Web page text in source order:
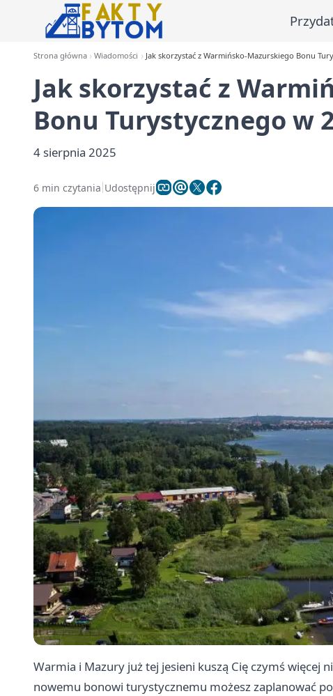
Strona główna Wiadomości Jak skorzystać z Warmińsko-Mazurskiego Bonu
Jak skorzystać z
Bonu Turystycznego w
4 sierpnia 2025
6 min czytania Udostępnij
Warmia i Mazury już tej jesieni kuszą Cię czymś więcej
nowemu bonowi turystycznemu możesz zaplanować